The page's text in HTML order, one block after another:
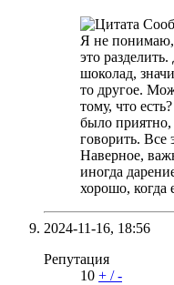
Я не понимаю,
это
шоколад,
то другое.
тому, что
было приятно,
говорить. Все
Наверное,
иногда
хорошо, когда
2024-11-16, 18:56
Репутация
10 + /-